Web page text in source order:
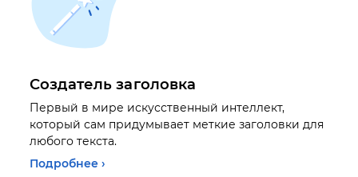
Создатель заголовка
Первый в мире искусственный интеллект,
который сам придумывает меткие заголовки для
любого текста.
Подробнее ›